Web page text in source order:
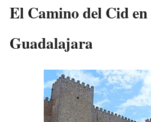
El Camino del Cid
Guadalajara